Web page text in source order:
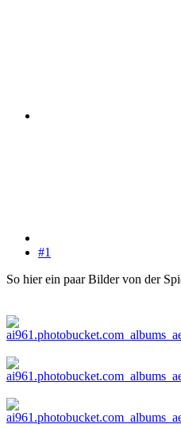
#1
So hier ein paar Bilder von der